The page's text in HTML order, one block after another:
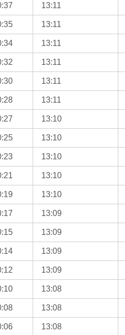
13:11
13:11
13:11
13:11
13:11
13:11
13:10
13:10
13:10
13:10
13:10
13:09
13:09
13:09
13:09
13:08
13:08
13:08